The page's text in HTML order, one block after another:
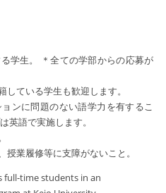
学生。 ＊全ての学部からの応募が
している学生も歓迎します。
ンに問題のない語学力を有するこ
英語で実施します。
授業履修等に支障がないこと。
full-time students in an